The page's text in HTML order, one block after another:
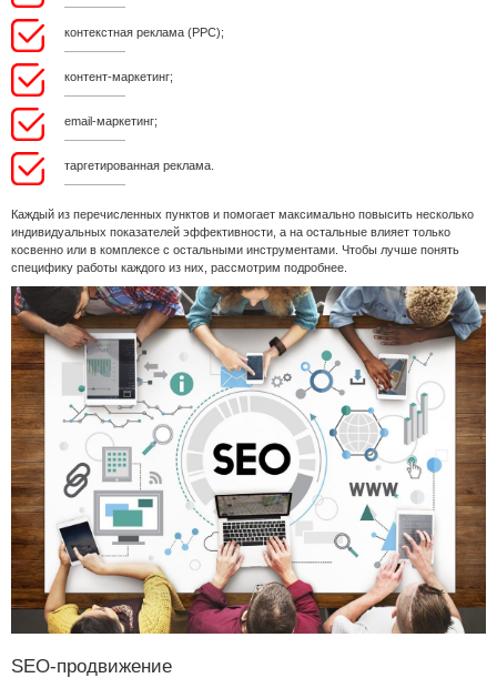
контекстная реклама (PPC);
контент-маркетинг;
email-маркетинг;
таргетированная реклама.
Каждый из перечисленных пунктов и помогает максимально повысить несколько
индивидуальных показателей эффективности, а на остальные влияет только
косвенно или в комплексе с остальными инструментами. Чтобы лучше понять
специфику работы каждого из них, рассмотрим подробнее.
SEO-продвижение